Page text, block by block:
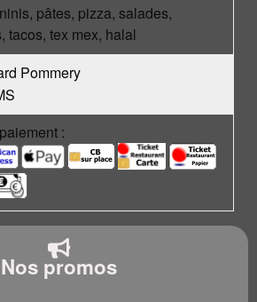
pâtes, pizza, salades,
tacos, tex mex, halal
Pommery
:
Nos promos